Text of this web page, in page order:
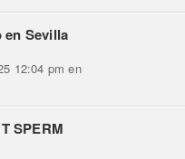
Sevilla
12:04 pm en
SPERM